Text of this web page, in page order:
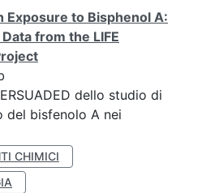
Exposure to Bisphenol A:
from the LIFE
dello studio di
del bisfenolo A nei
CHIMICI